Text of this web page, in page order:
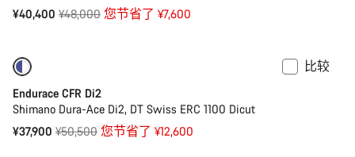
¥40,400 原
¥48,000 您节省了 ¥7,600
比较
Endurace CFR Di2
Shimano Dura-Ace Di2, DT Swiss ERC 1100 Dicut
¥37,900 原
¥50,500 您节省了 ¥12,600